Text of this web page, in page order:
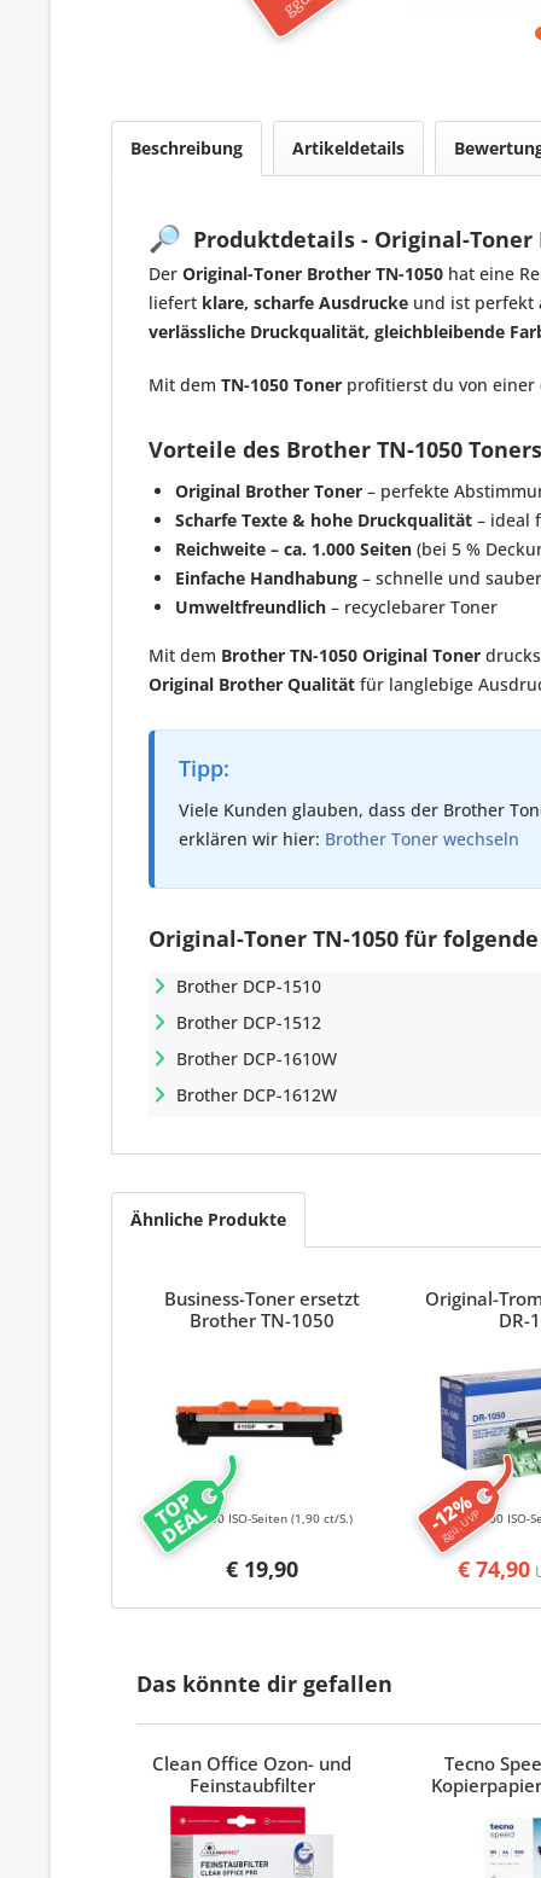
Beschreibung Artikeldetails
🔎 Produktdetails - Original-Toner
Der Original-Toner Brother TN-1050 hat eine
liefert klare, scharfe Ausdrucke und ist perfekt
verlässliche Druckqualität, gleichbleibende
Mit dem TN-1050 Toner profitierst du von einer
Vorteile des Brother TN-1050
Original Brother Toner – perfekte
Scharfe Texte & hohe Druckqualität – ideal
Reichweite – ca. 1.000 Seiten (bei 5 %
Einfache Handhabung – schnelle und
Umweltfreundlich – recyclebarer Toner
Mit dem Brother TN-1050 Original Toner
Original Brother Qualität für langlebige
Tipp:
Viele Kunden glauben, dass der Brother
erklären wir hier: Brother Toner wechseln
Original-Toner TN-1050 für
Brother DCP-1510
Brother DCP-1512
Brother DCP-1610W
Brother DCP-1612W
Ähnliche Produkte
TOP
DEAL
Business-Toner ersetzt
Brother TN-1050
€ 19,90
1000 ISO-Seiten(1,90 ct/S.) -12%
ggü. UVP
Original-
DR-
€ 74,90
10000 ISO-
Das könnte dir gefallen
Clean Office Ozon- und
Feinstaubfilter
Tecno